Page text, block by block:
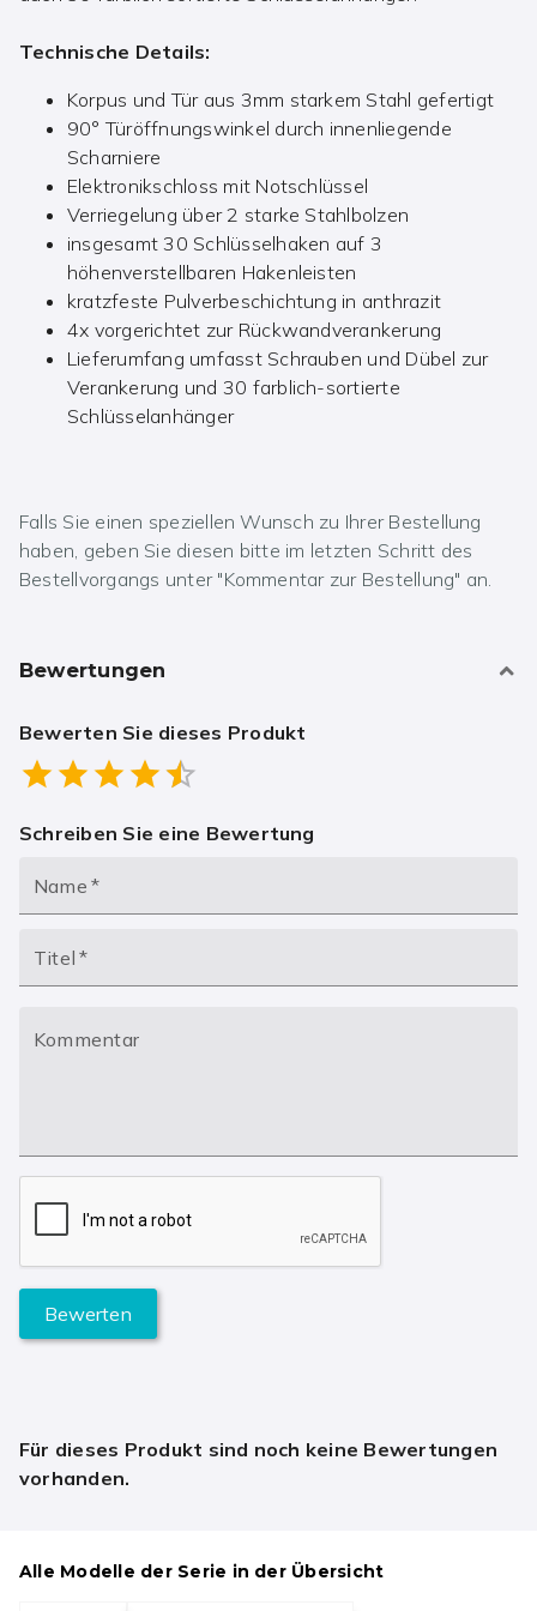
Technische Details:
Korpus und Tür aus 3mm starkem Stahl gefertigt
90° Türöffnungswinkel durch innenliegende
Scharniere
Elektronikschloss mit Notschlüssel
Verriegelung über 2 starke Stahlbolzen
insgesamt 30 Schlüsselhaken auf 3
höhenverstellbaren Hakenleisten
kratzfeste Pulverbeschichtung in anthrazit
4x vorgerichtet zur Rückwandverankerung
Lieferumfang umfasst Schrauben und Dübel zur
Verankerung und 30 farblich-sortierte
Schlüsselanhänger
Falls Sie einen speziellen Wunsch zu Ihrer Bestellung
haben, geben Sie diesen bitte im letzten Schritt des
Bestellvorgangs unter "Kommentar zur Bestellung" an.
Bewertungen
Bewerten Sie dieses Produkt
0.5 Stars
1 Star1.5 Stars
2 Stars
2.5 Stars
3 Stars
3.5 Stars
4 Stars4.5 Stars
5 Stars
Schreiben Sie eine Bewertung
Name *
Titel *
Kommentar
Bewerten
Für dieses Produkt sind noch keine Bewertungen
vorhanden.
Alle Modelle der Serie in der Übersicht